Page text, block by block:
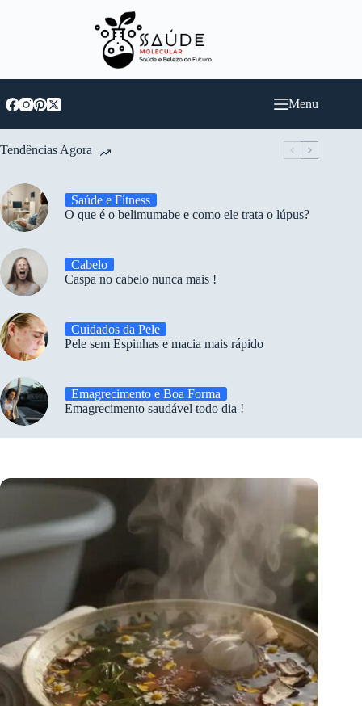
Menu
Tendências Agora
Saúde e Fitness
O que é o belimumabe e como ele trata o lúpus?
Cabelo
Caspa no cabelo nunca mais !
Cuidados da Pele
Pele sem Espinhas e macia mais rápido
Emagrecimento e Boa Forma
Emagrecimento saudável todo dia !